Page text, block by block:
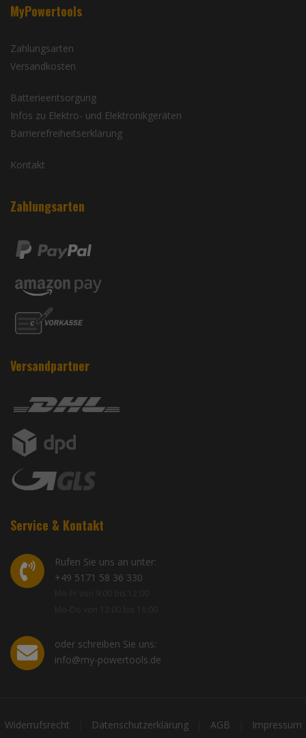
MyPowertools
Zahlungsarten
Versandkosten
Batterieentsorgung
Infos zu Elektro- und Elektronikgeräten
Barrierefreiheitserklärung
Kontakt
Zahlungsarten
Versandpartner
Service & Kontakt
Rufen Sie uns an unter:
+49 5171 58 36 330
oder schreiben Sie uns:
info@my-powertools.de
Widerrufsrecht Datenschutzerklärung AGB Impressum